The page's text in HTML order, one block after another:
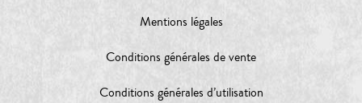
Mentions légales
Conditions générales de vente
Conditions générales d’utilisation